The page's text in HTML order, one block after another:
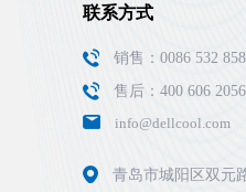
联系方式
销售：0086 532
售后：400 606 2056
info@dellcool.com
青岛市城阳区双元